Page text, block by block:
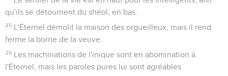
qu'ils se détournent du shéol, en bas.
25 L'Éternel démolit la maison des orgueilleux, mais il rend
ferme la borne de la veuve.
26 Les machinations de l'inique sont en abomination à
l'Éternel, mais les paroles pures lui sont agréables.